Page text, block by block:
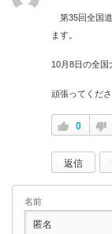
第35回全国
ます。
10月8日の全国
頑張ってくだ
0
返信
名前